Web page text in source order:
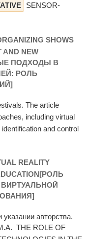
SENSOR-
SHOWS
AND NEW
ПОДХОДЫ В
РОЛЬ
The article
including virtual
and control
REALITY
авторства.
THE ROLE OF